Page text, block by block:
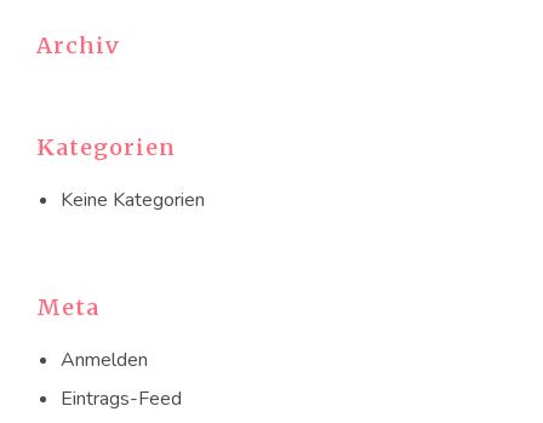
Archiv
Kategorien
Keine Kategorien
Meta
Anmelden
Eintrags-Feed